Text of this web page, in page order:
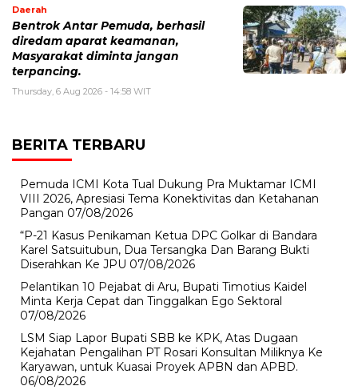
Daerah
Bentrok Antar Pemuda, berhasil
diredam aparat keamanan,
Masyarakat diminta jangan
terpancing.
Thursday, 6 Aug 2026 - 14:58 WIT
BERITA TERBARU
Pemuda ICMI Kota Tual Dukung Pra Muktamar ICMI
VIII 2026, Apresiasi Tema Konektivitas dan Ketahanan
Pangan 07/08/2026
“P-21 Kasus Penikaman Ketua DPC Golkar di Bandara
Karel Satsuitubun, Dua Tersangka Dan Barang Bukti
Diserahkan Ke JPU 07/08/2026
Pelantikan 10 Pejabat di Aru, Bupati Timotius Kaidel
Minta Kerja Cepat dan Tinggalkan Ego Sektoral
07/08/2026
LSM Siap Lapor Bupati SBB ke KPK, Atas Dugaan
Kejahatan Pengalihan PT Rosari Konsultan Miliknya Ke
Karyawan, untuk Kuasai Proyek APBN dan APBD.
06/08/2026